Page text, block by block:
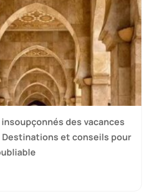
des vacances
Destinations et conseils pour